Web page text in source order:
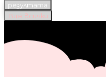
резултата
Виж всички